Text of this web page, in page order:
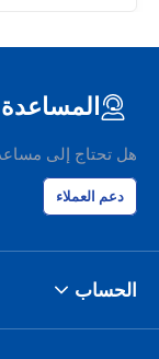
هل تحتاج إلى
دعم العملاء
الحساب